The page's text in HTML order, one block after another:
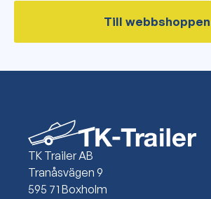
Till webbshoppen
TK Trailer AB
Tranåsvägen 9
595 71 Boxholm